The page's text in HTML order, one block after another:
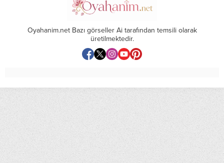
Oyahanim.net Bazı görseller Ai tarafından temsili olarak
üretilmektedir.